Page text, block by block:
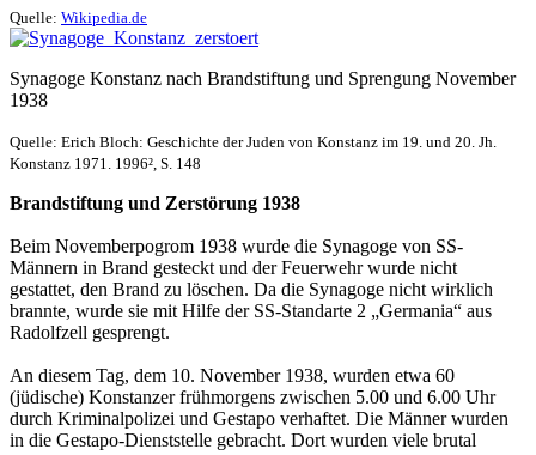
Quelle: Wikipedia.de
Synagoge Konstanz nach Brandstiftung und Sprengung November
1938
Quelle: Erich Bloch: Geschichte der Juden von Konstanz im 19. und 20. Jh.
Konstanz 1971. 1996², S. 148
Brandstiftung und Zerstörung 1938
Beim Novemberpogrom 1938 wurde die Synagoge von SS-
Männern in Brand gesteckt und der Feuerwehr wurde nicht
gestattet, den Brand zu löschen. Da die Synagoge nicht wirklich
brannte, wurde sie mit Hilfe der SS-Standarte 2 „Germania“ aus
Radolfzell gesprengt.
An diesem Tag, dem 10. November 1938, wurden etwa 60
(jüdische) Konstanzer frühmorgens zwischen 5.00 und 6.00 Uhr
durch Kriminalpolizei und Gestapo verhaftet. Die Männer wurden
in die Gestapo-Dienststelle gebracht. Dort wurden viele brutal